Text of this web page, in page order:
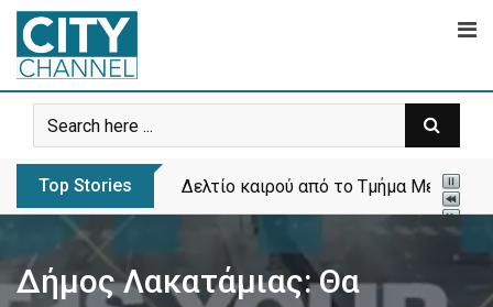
Skip
content
Top Stories Δελτίο καιρού από το Τμήμα
Δήμος Λακατάμιας: Θα